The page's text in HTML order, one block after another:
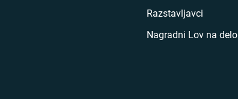
Razstavljavci
Nagradni Lov na delo